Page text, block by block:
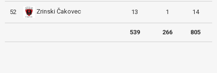
52 Zrinski Čakovec 13 1 14
539 266 805